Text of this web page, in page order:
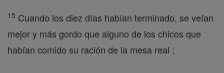
15 Cuando los diez días habían terminado, se veían
mejor y más gordo que alguno de los chicos que
habían comido su ración de la mesa real ;